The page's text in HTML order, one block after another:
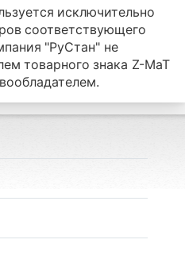
исключительно
соответствующего
"РуСтан" не
товарного знака Z-MaT